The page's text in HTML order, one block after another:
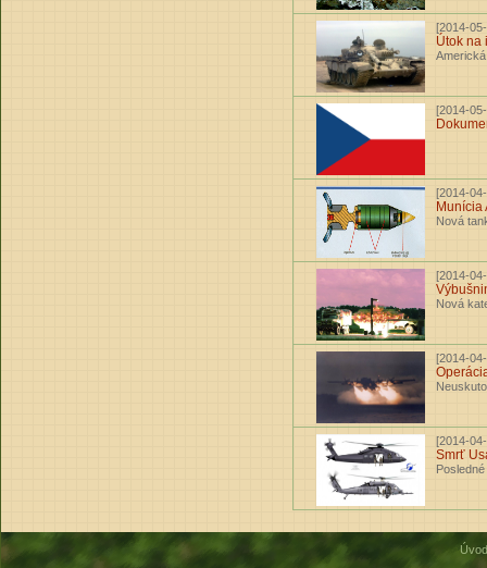
[2014-
Útok na
[2014-
[2014-
Munícia
Nová
[2014-
Nová
[2014-
[2014-
Smrť